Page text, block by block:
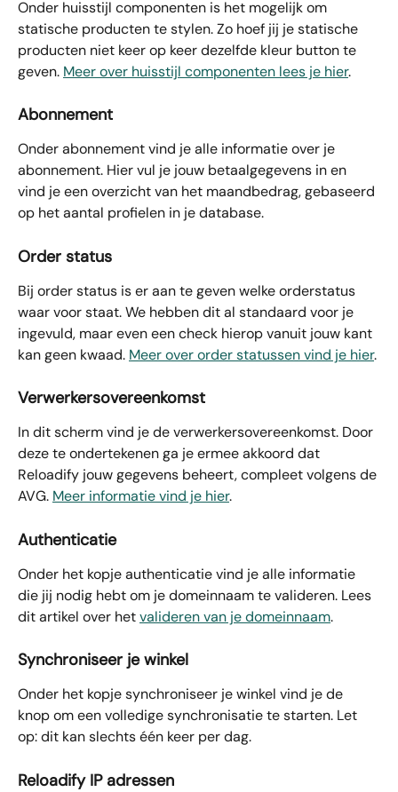
Onder huisstijl componenten is het mogelijk om
statische producten te stylen. Zo hoef jij je statische
producten niet keer op keer dezelfde kleur button te
geven. Meer over huisstijl componenten lees je hier.
Abonnement
Onder abonnement vind je alle informatie over je
abonnement. Hier vul je jouw betaalgegevens in en
vind je een overzicht van het maandbedrag, gebaseerd
op het aantal profielen in je database.
Order status
Bij order status is er aan te geven welke orderstatus
waar voor staat. We hebben dit al standaard voor je
ingevuld, maar even een check hierop vanuit jouw kant
kan geen kwaad. Meer over order statussen vind je hier.
Verwerkersovereenkomst
In dit scherm vind je de verwerkersovereenkomst. Door
deze te ondertekenen ga je ermee akkoord dat
Reloadify jouw gegevens beheert, compleet volgens de
AVG. Meer informatie vind je hier.
Authenticatie
Onder het kopje authenticatie vind je alle informatie
die jij nodig hebt om je domeinnaam te valideren. Lees
dit artikel over het valideren van je domeinnaam.
Synchroniseer je winkel
Onder het kopje synchroniseer je winkel vind je de
knop om een volledige synchronisatie te starten. Let
op: dit kan slechts één keer per dag.
Reloadify IP adressen